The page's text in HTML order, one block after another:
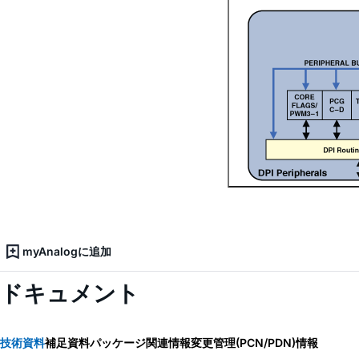
myAnalogに追加
ドキュメント
技術資料補足資料パッケージ関連情報変更管理(PCN/PDN)情報